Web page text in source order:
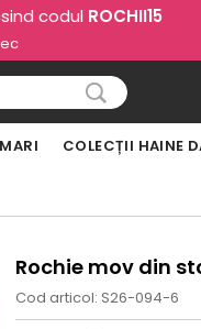
codul ROCHII15
COLECȚII HAINE
Rochie mov din
Cod articol: S26-094-6